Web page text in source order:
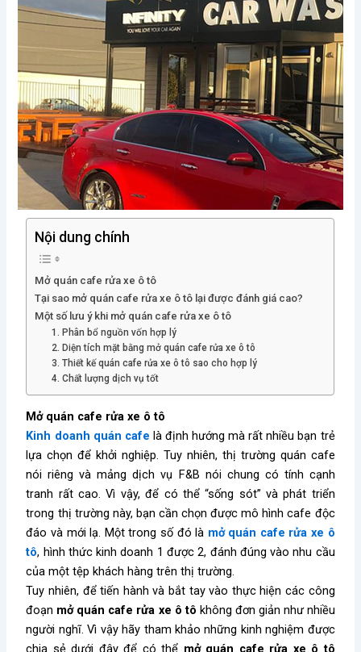
Nội dung chính
Mở quán cafe rửa xe ô tô
Tại sao mở quán cafe rửa xe ô tô lại được đánh giá cao?
Một số lưu ý khi mở quán cafe rửa xe ô tô
1. Phân bổ nguồn vốn hợp lý
2. Diện tích mặt bằng mở quán cafe rửa xe ô tô
3. Thiết kế quán cafe rửa xe ô tô sao cho hợp lý
4. Chất lượng dịch vụ tốt
Mở quán cafe rửa xe ô tô
Kinh doanh quán cafe là định hướng mà rất nhiều bạn trẻ
lựa chọn để khởi nghiệp. Tuy nhiên, thị trường quán cafe
nói riêng và mảng dịch vụ F&B nói chung có tính cạnh
tranh rất cao. Vì vậy, để có thể “sống sót” và phát triển
trong thị trường này, bạn cần chọn được mô hình cafe độc
đáo và mới lạ. Một trong số đó là mở quán cafe rửa xe ô
tô, hình thức kinh doanh 1 được 2, đánh đúng vào nhu cầu
của một tệp khách hàng trên thị trường.
Tuy nhiên, để tiến hành và bắt tay vào thực hiện các công
đoạn mở quán cafe rửa xe ô tô không đơn giản như nhiều
người nghĩ. Vì vậy hãy tham khảo những kinh nghiệm được
chia sẻ dưới đây để có thể mở quán cafe rửa xe ô tô